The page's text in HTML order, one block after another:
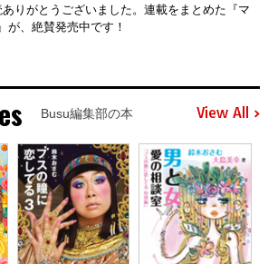
りがとうございました。連載をまとめた『マ
が、絶賛発売中です！
Busu編集部の本 View All